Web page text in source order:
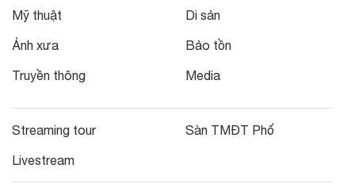
Mỹ thuật
Ảnh xưa
Truyền thông
Di sản
Bảo tồn
Media
Streaming tour
Livestream
Sàn TMĐT Phố